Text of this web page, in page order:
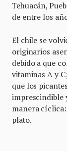
Tehuacán,
de entre los
El chile se
originarios
debido a que
vitaminas A y
que los
imprescindible
manera
plato.